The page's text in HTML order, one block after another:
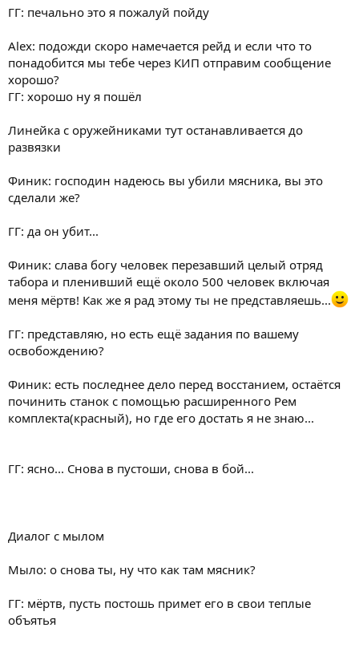
ГГ: печально это я пожалуй пойду
Alex: подожди скоро намечается рейд и если что то
понадобится мы тебе через КИП отправим сообщение
хорошо?
ГГ: хорошо ну я пошёл
Линейка с оружейниками тут останавливается до
развязки
Финик: господин надеюсь вы убили мясника, вы это
сделали же?
ГГ: да он убит...
Финик: слава богу человек перезавший целый отряд
табора и пленивший ещё около 500 человек включая
меня мёртв! Как же я рад этому ты не представляешь...
ГГ: представляю, но есть ещё задания по вашему
освобождению?
Финик: есть последнее дело перед восстанием, остаётся
починить станок с помощью расширенного Рем
комплекта(красный), но где его достать я не знаю...
ГГ: ясно... Снова в пустоши, снова в бой...
Диалог с мылом
Мыло: о снова ты, ну что как там мясник?
ГГ: мёртв, пусть постошь примет его в свои теплые
объятья